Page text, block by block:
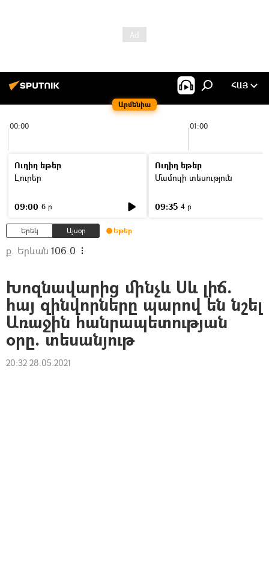
Արմենիա
ՀԱՅ
00:00 01:00
Ուղիղ եթեր
Լուրեր
09:00 6 ր
Ուղիղ եթեր
Մամուլի տեսություն
09:35 4 ր
Երեկ Այսօր Եթեր
ք. Երևան 106.0
Խոզնավարից մինչև Սև լիճ.
հայ զինվորները պարով են նշել
Առաջին հանրապետության
օրը. տեսանյութ
20:32 28.05.2021